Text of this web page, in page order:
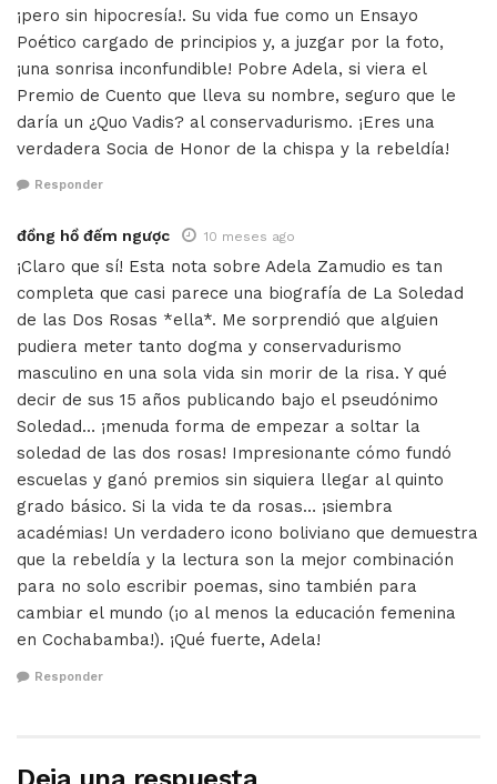
¡pero sin hipocresía!. Su vida fue como un Ensayo
Poético cargado de principios y, a juzgar por la foto,
¡una sonrisa inconfundible! Pobre Adela, si viera el
Premio de Cuento que lleva su nombre, seguro que le
daría un ¿Quo Vadis? al conservadurismo. ¡Eres una
verdadera Socia de Honor de la chispa y la rebeldía!
Responder
đồng hồ đếm ngược 10 meses ago
¡Claro que sí! Esta nota sobre Adela Zamudio es tan
completa que casi parece una biografía de La Soledad
de las Dos Rosas *ella*. Me sorprendió que alguien
pudiera meter tanto dogma y conservadurismo
masculino en una sola vida sin morir de la risa. Y qué
decir de sus 15 años publicando bajo el pseudónimo
Soledad… ¡menuda forma de empezar a soltar la
soledad de las dos rosas! Impresionante cómo fundó
escuelas y ganó premios sin siquiera llegar al quinto
grado básico. Si la vida te da rosas… ¡siembra
académias! Un verdadero icono boliviano que demuestra
que la rebeldía y la lectura son la mejor combinación
para no solo escribir poemas, sino también para
cambiar el mundo (¡o al menos la educación femenina
en Cochabamba!). ¡Qué fuerte, Adela!
Responder